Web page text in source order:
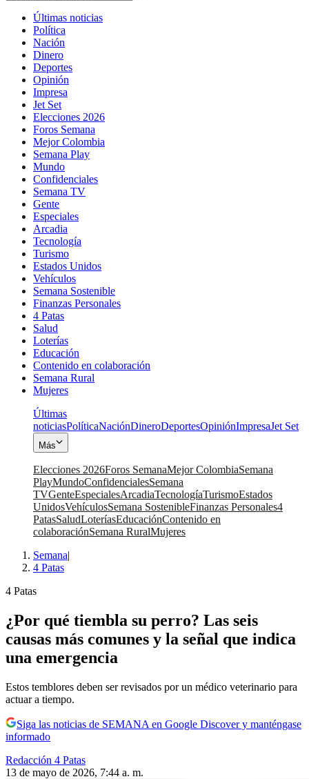
Últimas noticias
Política
Nación
Dinero
Deportes
Opinión
Impresa
Jet Set
Elecciones 2026
Foros Semana
Mejor Colombia
Semana Play
Mundo
Confidenciales
Semana TV
Gente
Especiales
Arcadia
Tecnología
Turismo
Estados Unidos
Vehículos
Semana Sostenible
Finanzas Personales
4 Patas
Salud
Loterías
Educación
Contenido en colaboración
Semana Rural
Mujeres
Últimas
noticiasPolíticaNaciónDineroDeportesOpiniónImpresaJet Set
Más
Elecciones 2026Foros SemanaMejor ColombiaSemana
PlayMundoConfidencialesSemana
TVGenteEspecialesArcadiaTecnologíaTurismoEstados
UnidosVehículosSemana SostenibleFinanzas Personales4
PatasSaludLoteríasEducaciónContenido en
colaboraciónSemana RuralMujeres
Semana|
4 Patas
4 Patas
¿Por qué tiembla su perro? Las seis
causas más comunes y la señal que indica
una emergencia
Estos temblores deben ser revisados por un médico veterinario para
actuar a tiempo.
Siga las noticias de SEMANA en Google Discover y manténgase
informado
Redacción 4 Patas
13 de mayo de 2026, 7:44 a. m.